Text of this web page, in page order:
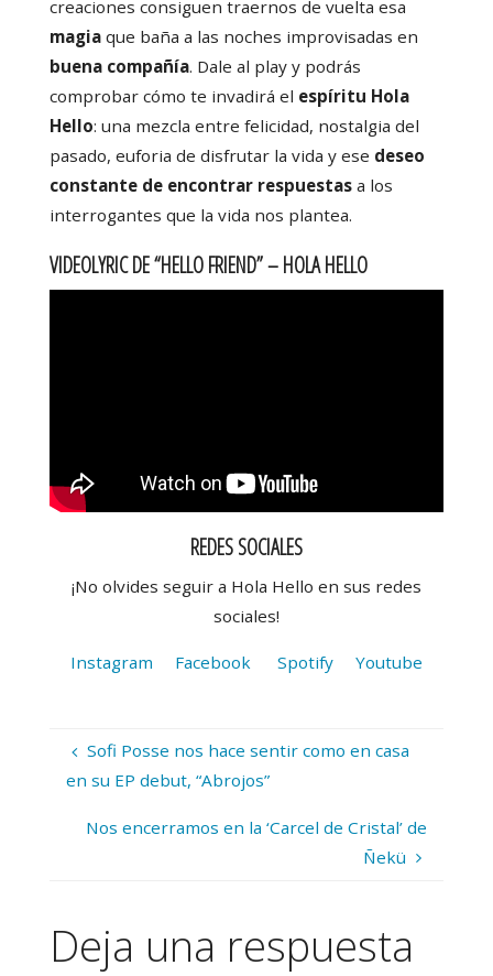
creaciones consiguen traernos de vuelta esa
magia que baña a las noches improvisadas en
buena compañía. Dale al play y podrás
comprobar cómo te invadirá el espíritu Hola
Hello: una mezcla entre felicidad, nostalgia del
pasado, euforia de disfrutar la vida y ese deseo
constante de encontrar respuestasa los
interrogantes que la vida nos plantea.
VIDEOLYRIC DE “HELLO FRIEND” – HOLA HELLO
REDES SOCIALES
¡No olvides seguir a Hola Hello en sus redes
sociales!
Instagram Facebook Spotify Youtube
Sofi Posse nos hace sentir como en casa
en su EP debut, “Abrojos”
Nos encerramos en la ‘Carcel de Cristal’ de
Ñekü
Deja una respuesta